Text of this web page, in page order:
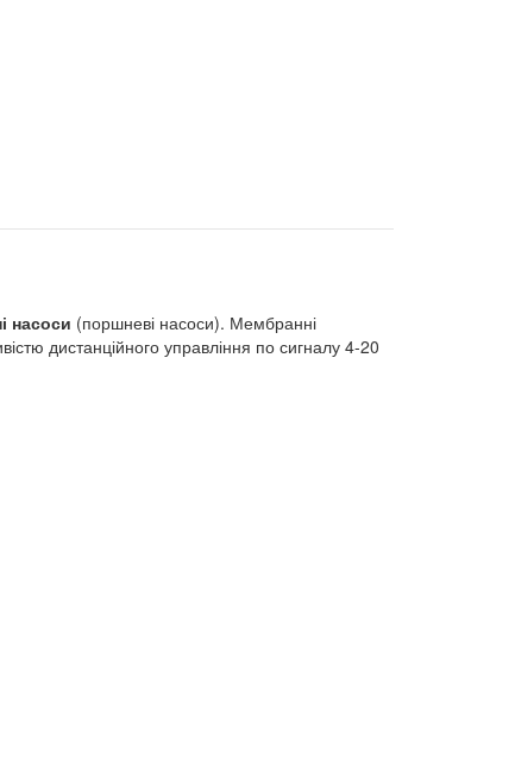
насоси (поршневі насоси). Мембранні
дистанційного управління по сигналу 4-20